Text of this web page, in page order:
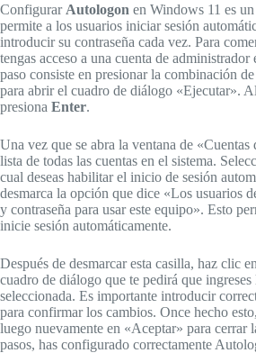
Configurar Autologon en Windows 11 es
permite a los usuarios iniciar sesión
introducir su contraseña cada vez. Para
tengas acceso a una cuenta de
paso consiste en presionar la combinación
para abrir el cuadro de diálogo «Ejecutar».
presiona Enter.
Una vez que se abra la ventana de «Cuentas
lista de todas las cuentas en el sistema.
cual deseas habilitar el inicio de sesión
desmarca la opción que dice «Los usuarios
y contraseña para usar este equipo». Esto
inicie sesión automáticamente.
Después de desmarcar esta casilla, haz clic
cuadro de diálogo que te pedirá que ingreses
seleccionada. Es importante introducir
para confirmar los cambios. Once hecho
luego nuevamente en «Aceptar» para cerrar
pasos, has configurado correctamente